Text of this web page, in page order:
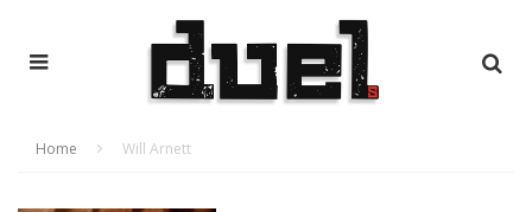
Home Will Arnett